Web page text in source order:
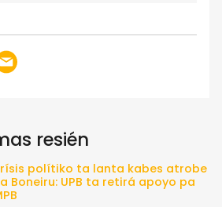
resién
polítiko ta lanta kabes atrobe
Boneiru: UPB ta retirá apoyo pa